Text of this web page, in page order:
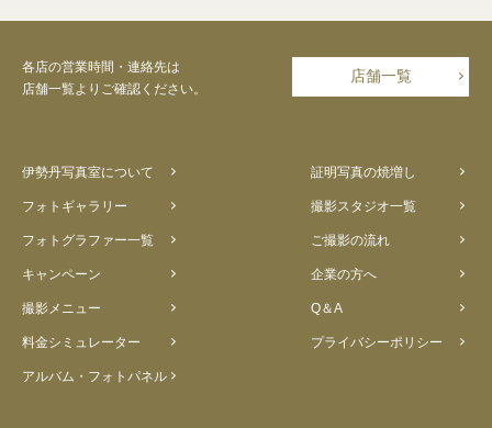
各店の営業時間・連絡先は
店舗一覧よりご確認ください。
店舗一覧
伊勢丹写真室について 証明写真の焼増し
フォトギャラリー 撮影スタジオ一覧
フォトグラファー一覧 ご撮影の流れ
キャンペーン 企業の方へ
撮影メニュー Q＆A
料金シミュレーター プライバシーポリシー
アルバム・フォトパネル